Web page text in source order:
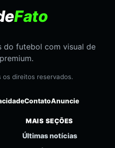
Fato
do futebol com visual de
direitos reservados.
ContatoAnuncie
MAIS SEÇÕES
Últimas notícias